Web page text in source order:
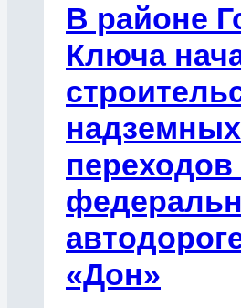
В районе
Ключа
надземных
переходов
«Дон»